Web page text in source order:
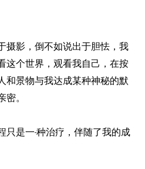
摄影，倒不如说出于胆怯，我
这个世界，观看我自己，在按
和景物与我达成某种神秘的默
。
只是一-种治疗，伴随了我的成